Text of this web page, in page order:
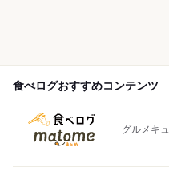
食べログおすすめコンテンツ
グルメキ